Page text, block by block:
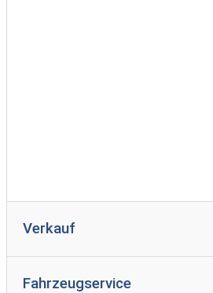
Verkauf
Fahrzeugservice